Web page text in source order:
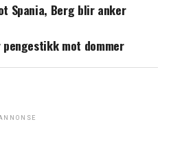
Spania, Berg blir anker
mot dommer